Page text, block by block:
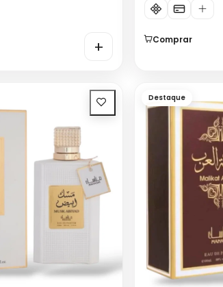
+ Comprar
Destaque